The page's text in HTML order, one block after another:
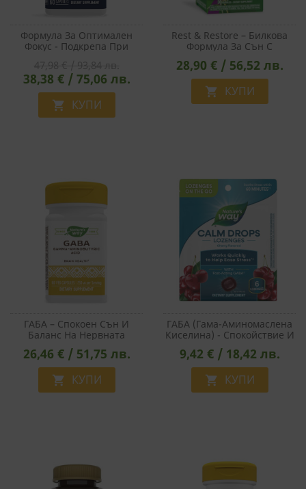
Формула За Оптимален
Фокус - Подкрепа При
38,38 € / 75,06 лв.
 КУПИ
Rest & Restore – Билкова
Формула За Сън С
Валериана И Ашваганда,
30 Капсули
28,90 € / 56,52 лв.
 КУПИ
ГАБА – Спокоен Сън И
Баланс На Нервната
Система, 250 Mg, 60
Капсули
26,46 € / 51,75 лв.
 КУПИ
ГАБА (гама-Аминомаслена
Киселина) - Спокойствие И
Нежен Антистрес Ефект,
100 Mg Х 6 Таблетки За
Смучене, С Вкус На Череша
9,42 € / 18,42 лв.
 КУПИ